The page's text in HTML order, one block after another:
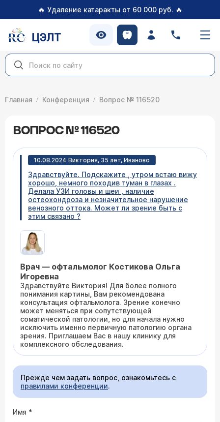
🔥 Удаление катаракты от 60 000 руб. 🔥
ЦЭЛТ
Главная Конференция Вопрос № 116520
ВОПРОС № 116520
10.08.2024 Виктория, 35 лет, Иваново
Здравствуйте. Подскажите , утром встаю вижу
хорошо, немного походив туман в глазах .
Делала УЗИ головы и шеи , наличие
остеохондроза и незначительное нарушение
венозного оттока. Может ли зрение быть с
этим связано ?
Врач — офтальмолог Костикова Ольга
Игоревна
Здравствуйте Виктория! Для более полного
понимания картины, Вам рекомендована
консультация офтальмолога. Зрение конечно
может меняться при сопутствующей
соматической патологии, но для начала нужно
исключить именно первичную патологию органа
зрения. Приглашаем Вас в нашу клинику для
комплексного обследования.
Прежде чем задать вопрос, ознакомьтесь с
правилами конференции.
Имя *